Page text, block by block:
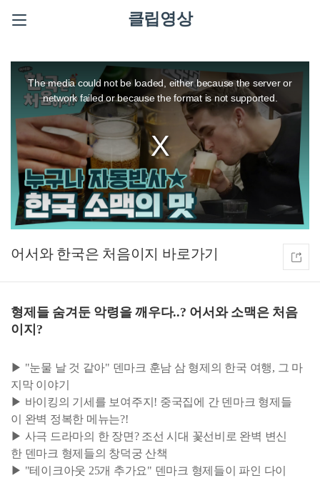
클립영상
modal
window.
The media could not be loaded, either because the server or
network failed or because the format is not supported.
어서와 한국은 처음이지
형제들 숨겨둔 악령을 깨우다..? 어서와 소맥은 처음
이지?
▶ "눈물 날 것 같아" 덴마크 훈남 삼 형제의 한국 여행, 그 마
지막 이야기
▶ 바이킹의 기세를 보여주지! 중국집에 간 덴마크 형제들
이 완벽 정복한 메뉴는?!
▶ 사극 드라마의 한 장면? 조선 시대 꽃선비로 완벽 변신
한 덴마크 형제들의 창덕궁 산책
▶ "테이크아웃 25개 추가요" 덴마크 형제들이 파인 다이